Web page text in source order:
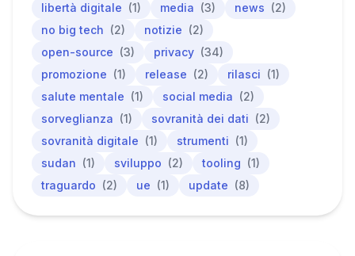
libertà digitale (1) media (3) news (2)
no big tech (2) notizie (2)
open-source (3) privacy (34)
promozione (1) release (2) rilasci (1)
salute mentale (1) social media (2)
sorveglianza (1) sovranità dei dati (2)
sovranità digitale (1) strumenti (1)
sudan (1) sviluppo (2) tooling (1)
traguardo (2) ue (1) update (8)